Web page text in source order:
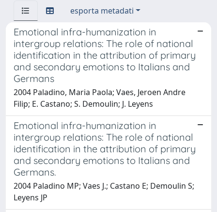
esporta metadati
Emotional infra-humanization in
intergroup relations: The role of national
identification in the attribution of primary
and secondary emotions to Italians and
Germans
2004 Paladino, Maria Paola; Vaes, Jeroen Andre
Filip; E. Castano; S. Demoulin; J. Leyens
Emotional infra-humanization in
intergroup relations: The role of national
identification in the attribution of primary
and secondary emotions to Italians and
Germans.
2004 Paladino MP; Vaes J.; Castano E; Demoulin S;
Leyens JP